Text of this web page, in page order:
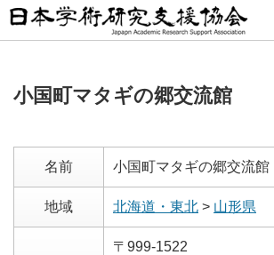
小国町マタギの郷交流館
名前 小国町マタギの郷交流館
地域 北海道・東北 > 山形県
〒999-1522